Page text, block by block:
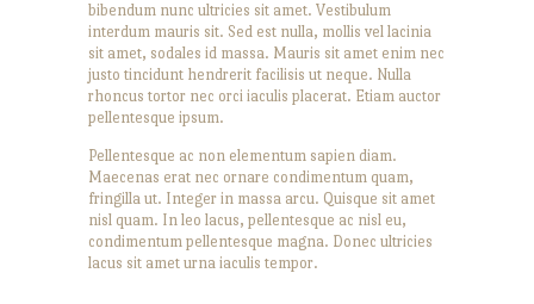
bibendum nunc ultricies sit amet. Vestibulum
interdum mauris sit. Sed est nulla, mollis vel lacinia
sit amet, sodales id massa. Mauris sit amet enim nec
justo tincidunt hendrerit facilisis ut neque. Nulla
rhoncus tortor nec orci iaculis placerat. Etiam auctor
pellentesque ipsum.
Pellentesque ac non elementum sapien diam.
Maecenas erat nec ornare condimentum quam,
fringilla ut. Integer in massa arcu. Quisque sit amet
nisl quam. In leo lacus, pellentesque ac nisl eu,
condimentum pellentesque magna. Donec ultricies
lacus sit amet urna iaculis tempor.